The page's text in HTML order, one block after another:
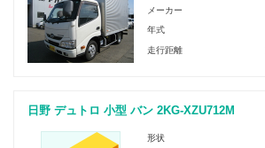
メーカー
年式
走行距離
日野 デュトロ 小型 バン 2KG-XZU712M
形状